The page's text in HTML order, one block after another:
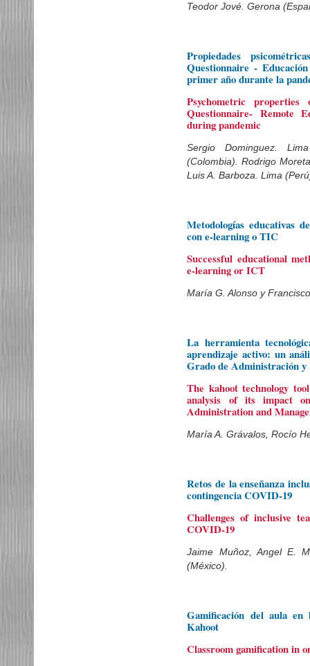
Teodor Jové. Gerona
Propiedades
Questionnaire -
primer año durante la
Psychometric
Questionnaire- Remote
during pandemic
Sergio Dominguez.
(Colombia). Rodrigo
Luis A. Barboza. Lima
Metodologías educativas
con e-learning o TIC
Successful educational
e-learning or ICT
María G. Alonso y
La herramienta
aprendizaje activo: un
Grado de Administración
The kahoot technology
analysis of its impact
Administration and
María A. Grávalos, Rocío
Retos de la enseñanza
contingencia COVID-19
Challenges of inclusive
COVID-19
Jaime Muñoz, Angel E.
(México).
Gamificación del aula en
Kahoot
Classroom gamification in